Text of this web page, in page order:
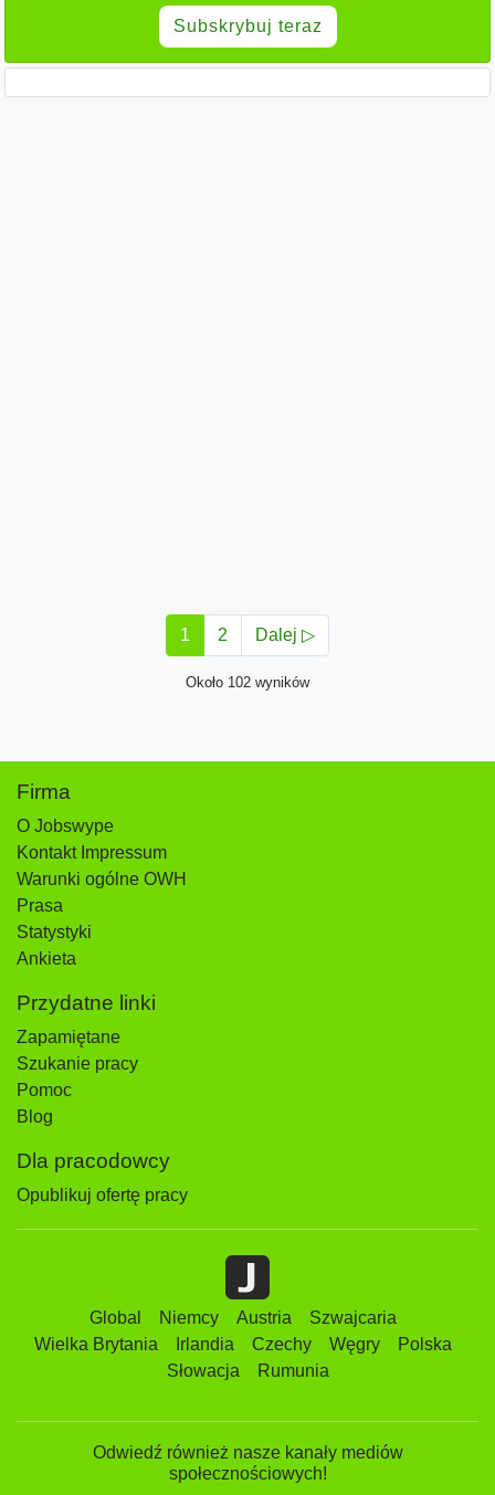
Subskrybuj teraz
1 2 Dalej ▷
Około 102 wyników
Firma
O Jobswype
Kontakt Impressum
Warunki ogólne OWH
Prasa
Statystyki
Ankieta
Przydatne linki
Zapamiętane
Szukanie pracy
Pomoc
Blog
Dla pracodowcy
Opublikuj ofertę pracy
Global Niemcy Austria
Szwajcaria
Wielka Brytania
Irlandia Czechy Węgry
Polska
Słowacja
Rumunia
Odwiedź również nasze kanały mediów
społecznościowych!